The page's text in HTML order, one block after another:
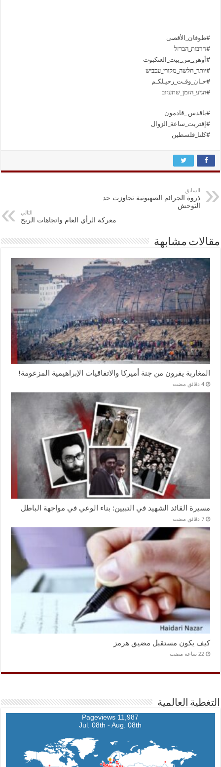
#طوفان_الأقصى
#חרבות_הברזל
#أوهن_من_بيت_العنكبوت
#יותר_חלשה_מקורי_עכביש
#حـان_وقـت_رحيـلكـم
#הגיע_הזמן_שתעזוב
#ياقدس _قادمون
#إقتربت_ساعة_الزوال
#كلنا_فلسطين
السابق
ذروة الجرائم الصهيونية تجاوزت حد
التوحش
التالي
معركة الرأي العام واتجاهات الريح
مقالات مشابهة
المغاربة يفرون من جنة أميركا والاتفاقيات الإبراهيمية المزعومة!
‏4 دقائق مضت
مسيرة القائد الشهيد في التبيين: بناء الوعي في مواجهة الباطل
‏7 دقائق مضت
كيف يكون مستقبل مضيق هرمز
التغطية العالمية
11,987 Pageviews
Jul. 08th - Aug. 08th